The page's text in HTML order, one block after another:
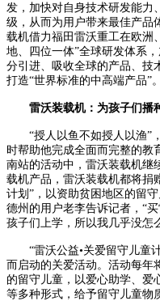
发，加快对自身技术研发能力
级，从而为用户带来最佳产品
载机借力福田雷沃重工在欧洲
地、四位一体”全球研发体系
分引进、吸收全球的产品、技
打造“世界标准的中高端产品”。
雷沃装载机：为孩子们播
“授人以鱼不如授人以渔”
时帮助他完成全面而完整的教
南站的活动中，雷沃装载机继
载机产品，雷沃装载机都将捐
计划”，以资助贫困地区的留
德州的用户老李告诉记者，“
孩子们上学，所以我几乎没怎
“雷沃公益•关爱留守儿童计
而启动的关爱活动。活动每年
的留守儿童，以爱心助学、爱
等多种形式，给予留守儿童物